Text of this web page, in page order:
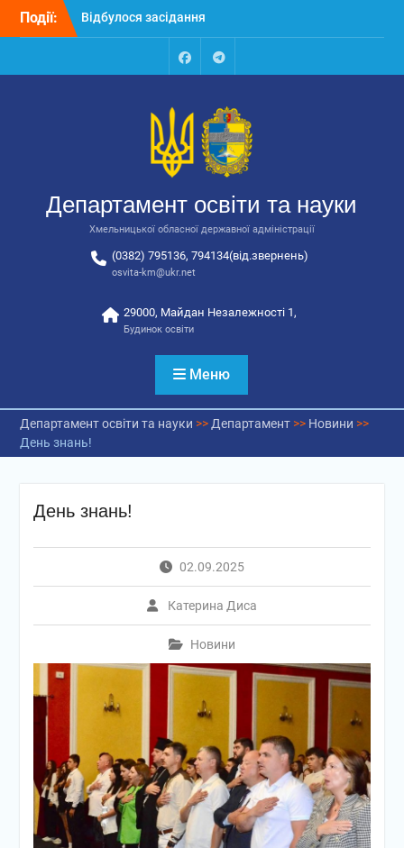
Перейти
Події:
державної адміністрації
Відбулося вручення трьох
автобусів для потреб
закладів освіти
FacebookTalegram
Департамент освіти та науки
Хмельницької обласної державної адміністрації
(0382) 795136, 794134(від.звернень)
osvita-km@ukr.net
29000, Майдан Незалежності 1,
Будинок освіти
Меню
Департамент освіти та науки >> Департамент>> Новини >>
День знань!
День знань!
02.09.2025
Катерина Диса
Новини